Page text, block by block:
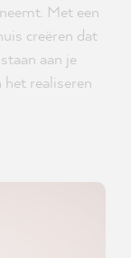
Met een
creëren dat
aan je
realiseren